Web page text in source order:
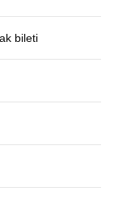
bileti